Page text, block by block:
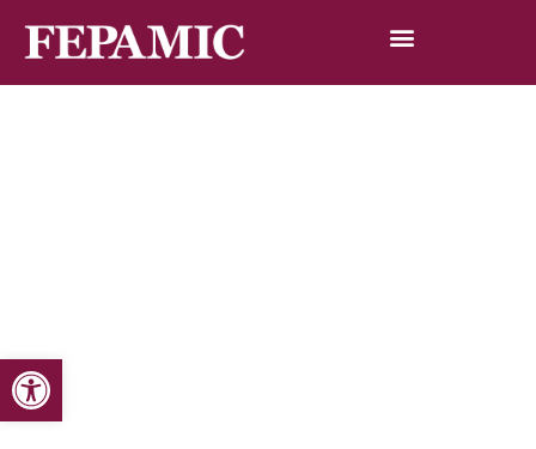
Abrir barra de herramientas
Inicio